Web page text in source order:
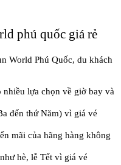
phú quốc giá rẻ
World Phú Quốc, du khách
lựa chọn về giờ bay và
đến thứ Năm) vì giá vé
mãi của hãng hàng không
hè, lễ Tết vì giá vé